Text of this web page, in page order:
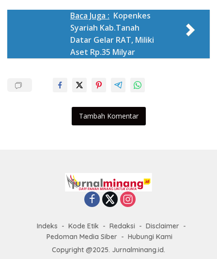
Baca Juga : Kopenkes
Syariah Kab.Tanah
Datar Gelar RAT, Miliki
Aset Rp.35 Milyar
Tambah Komentar
Indeks Kode Etik Redaksi
Disclaimer
Pedoman Media Siber
Hubungi Kami
Copyright @2025. Jurnalminang.id.